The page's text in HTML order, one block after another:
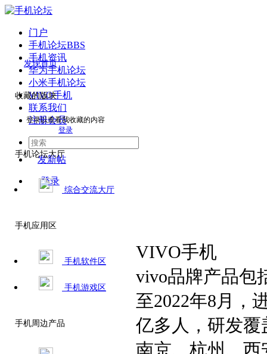
门户
手机论坛BBS
手机资讯
华为手机论坛
小米手机论坛
VIVO手机
联系我们
注册会员
发新帖
登录
发现首页
收藏的版块
登录以查看我收藏的内容
登录
手机论坛大厅
综合交流大厅
手机应用区
手机软件区
手机游戏区
手机周边产品
VIVO手机
vivo品牌产品包
至2022年8月，
亿多人，研发
南京、杭州、西